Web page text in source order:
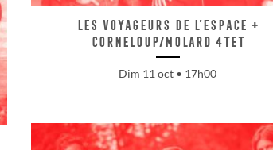
Les Voyageurs de l’espace +
Corneloup/Molard 4tet
Dim 11 oct • 17h00